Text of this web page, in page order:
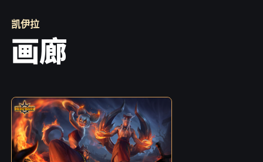
凯伊拉
画廊